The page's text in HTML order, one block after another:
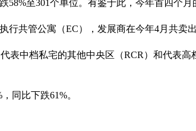
至301个单位。有鉴于此，今年首四个
共管公寓（EC），发展商在今年4月共卖
中档私宅的其他中央区（RCR）和代表高
同比下跌61%。